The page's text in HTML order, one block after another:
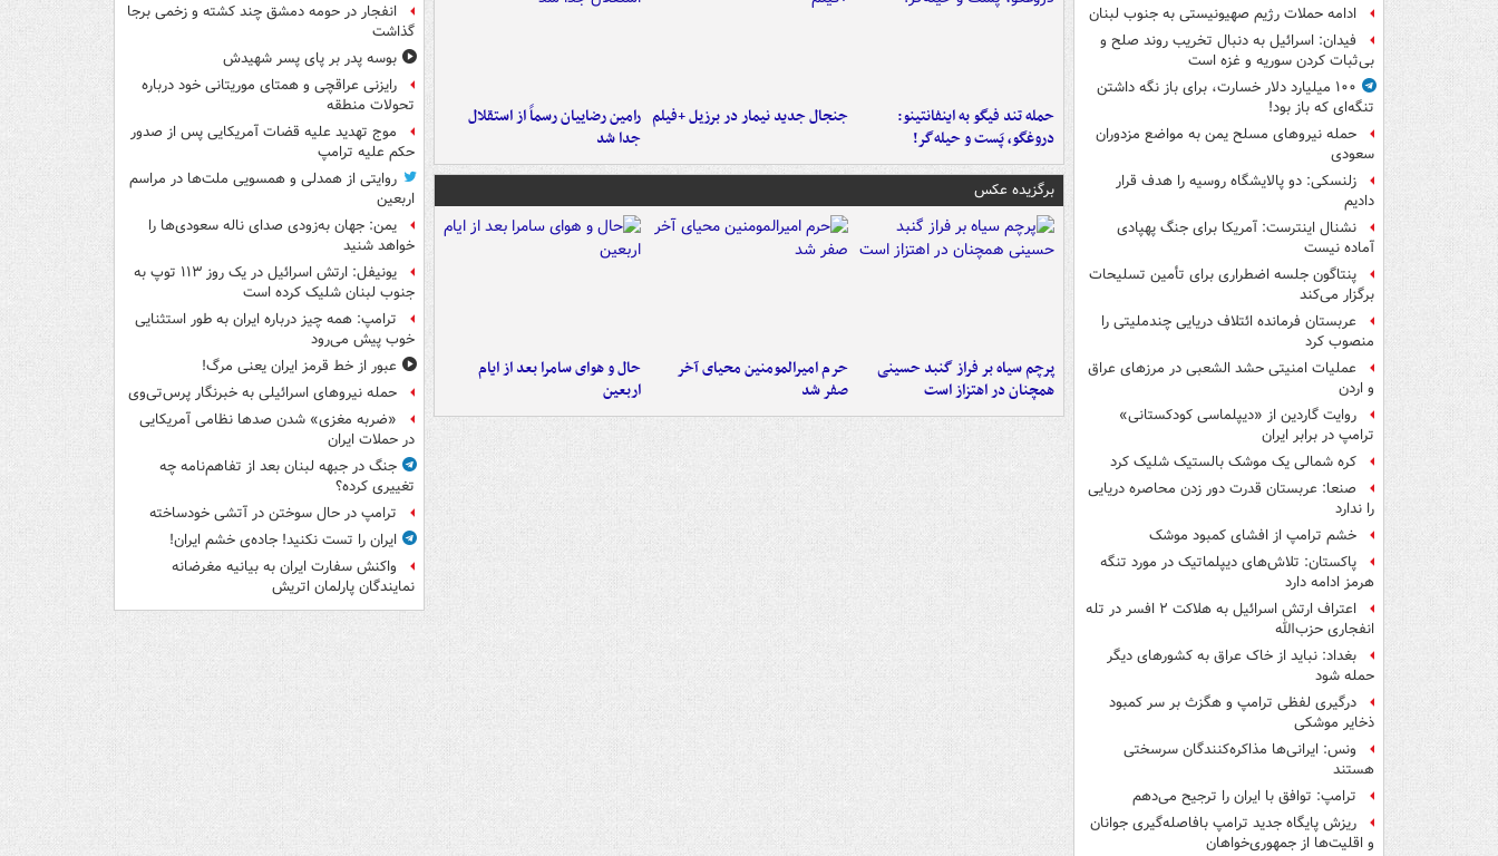
ادامه حملات رژیم صهیونیستی به جنوب لبنان
فیدان: اسرائیل به دنبال تخریب روند صلح و
بی‌ثبات کردن سوریه و غزه است
۱۰۰ میلیارد دلار خسارت، برای باز نگه داشتن
تنگه‌ای که باز بود!
حمله نیروهای مسلح یمن به مواضع مزدوران
سعودی
زلنسکی: دو پالایشگاه روسیه را هدف قرار
دادیم
نشنال اینترست: آمریکا برای جنگ پهپادی
آماده نیست
پنتاگون جلسه اضطراری برای تأمین تسلیحات
برگزار می‌کند
عربستان فرمانده ائتلاف دریایی چندملیتی را
منصوب کرد
عملیات امنیتی حشد الشعبی در مرزهای عراق
و اردن
روایت گاردین از «دیپلماسی کودکستانی»
ترامپ در برابر ایران
کره شمالی یک موشک بالستیک شلیک کرد
صنعا: عربستان قدرت دور زدن محاصره دریایی
را ندارد
خشم ترامپ از افشای کمبود موشک
پاکستان: تلاش‌های دیپلماتیک در مورد تنگه
هرمز ادامه دارد
اعتراف ارتش اسرائیل به هلاکت ۲ افسر در تله
انفجاری حزب‌الله
بغداد: نباید از خاک عراق به کشورهای دیگر
حمله شود
درگیری لفظی ترامپ و هگزث بر سر کمبود
ذخایر موشکی
ونس: ایرانی‌ها مذاکره‌کنندگان سرسختی
هستند
ترامپ: توافق با ایران را ترجیح می‌دهم
ریزش پایگاه جدید ترامپ بافاصله‌گیری جوانان
و اقلیت‌ها از جمهوری‌خواهان
حمله تند فیگو به اینفانتینو:
دروغگو، پَست‌ و حیله‌گر!
جنجال جدید نیمار در برزیل +فیلم رامین رضاییان رسماً از استقلال
جدا شد
برگزیده عکس
پرچم سیاه بر فراز گنبد حسینی
همچنان در اهتزاز است
حرم امیرالمومنین محیای آخر
صفر شد
حال و هوای سامرا بعد از ایام
اربعین
انفجار در حومه دمشق چند کشته و زخمی برجا
گذاشت
بوسه‌ پدر بر پای پسر شهیدش
رایزنی عراقچی و همتای موریتانی خود درباره
تحولات منطقه
موج تهدید علیه قضات آمریکایی پس از صدور
حکم علیه ترامپ
روایتی از همدلی و همسویی ملت‌ها در مراسم
اربعین
یمن: جهان به‌زودی صدای ناله سعودی‌ها را
خواهد شنید
یونیفل: ارتش اسرائیل در یک روز ۱۱۳ توپ به
جنوب لبنان شلیک کرده است
ترامپ: همه چیز درباره ایران به طور استثنایی
خوب پیش می‌رود
عبور از خط قرمز ایران یعنی مرگ!
حمله نیروهای اسرائیلی به خبرنگار پرس‌تی‌وی
«ضربه مغزی» شدن صدها نظامی آمریکایی
در حملات ایران
جنگ در جبهه لبنان بعد از تفاهم‌نامه چه
تغییری کرده؟
ترامپ در حال سوختن در آتشی خودساخته
ایران را تست نکنید! جاده‌ی خشم ایران!
واکنش سفارت ایران به بیانیه مغرضانه
نمایندگان پارلمان اتریش